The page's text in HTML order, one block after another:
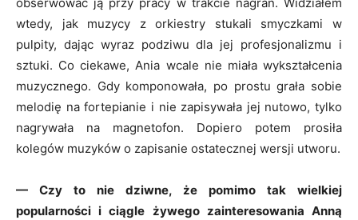
obserwować ją przy pracy w trakcie nagrań. Widziałem
wtedy, jak muzycy z orkiestry stukali smyczkami w
pulpity, dając wyraz podziwu dla jej profesjonalizmu i
sztuki. Co ciekawe, Ania wcale nie miała wykształcenia
muzycznego. Gdy komponowała, po prostu grała sobie
melodię na fortepianie i nie zapisywała jej nutowo, tylko
nagrywała na magnetofon. Dopiero potem prosiła
kolegów muzyków o zapisanie ostatecznej wersji utworu.
— Czy to nie dziwne, że pomimo tak wielkiej
popularności i ciągle żywego zainteresowania Anną